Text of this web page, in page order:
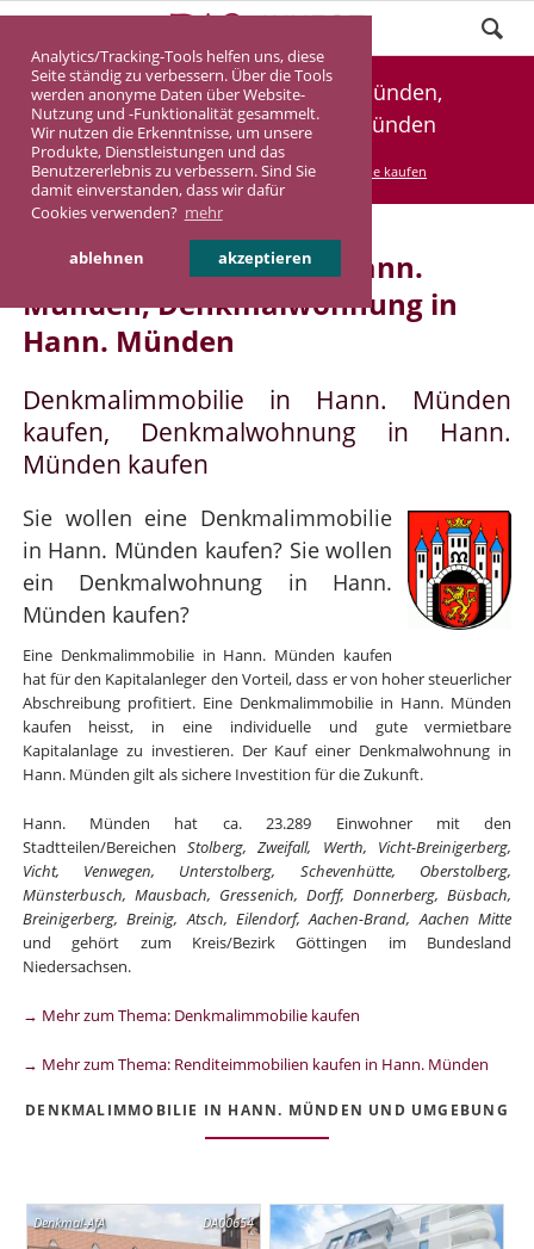
Analytics/Tracking-Tools helfen uns, diese
Seite ständig zu verbessern. Über die Tools
werden anonyme Daten über Website-
Nutzung und -Funktionalität gesammelt.
Wir nutzen die Erkenntnisse, um unsere
Produkte, Dienstleistungen und das
Benutzererlebnis zu verbessern. Sind Sie
damit einverstanden, dass wir dafür
Cookies verwenden? mehr
ablehnen akzeptieren
Denkmalimmobilie Hann. Münden,
Denkmalwohnung Hann. Münden
DASINVEST Service Denkmalimmobilie kaufen
Denkmalimmobilie in Hann.
Münden, Denkmalwohnung in
Hann. Münden
Denkmalimmobilie in Hann. Münden
kaufen, Denkmalwohnung in Hann.
Münden kaufen
Sie wollen eine Denkmalimmobilie
in Hann. Münden kaufen? Sie wollen
ein Denkmalwohnung in Hann.
Münden kaufen?
Eine Denkmalimmobilie in Hann. Münden kaufen
hat für den Kapitalanleger den Vorteil, dass er von hoher steuerlicher
Abschreibung profitiert. Eine Denkmalimmobilie in Hann. Münden
kaufen heisst, in eine individuelle und gute vermietbare
Kapitalanlage zu investieren. Der Kauf einer Denkmalwohnung in
Hann. Münden gilt als sichere Investition für die Zukunft.
Hann. Münden hat ca. 23.289 Einwohner mit den
Stadtteilen/BereichenStolberg, Zweifall, Werth, Vicht-Breinigerberg,
Vicht, Venwegen, Unterstolberg, Schevenhütte, Oberstolberg,
Münsterbusch, Mausbach, Gressenich, Dorff, Donnerberg, Büsbach,
Breinigerberg, Breinig, Atsch, Eilendorf, Aachen-Brand, Aachen Mitte
und gehört zum Kreis/Bezirk Göttingen im Bundesland
Niedersachsen.
→ Mehr zum Thema: Denkmalimmobilie kaufen
→ Mehr zum Thema: Renditeimmobilien kaufen in Hann. Münden
DENKMALIMMOBILIE IN HANN. MÜNDEN UND UMGEBUNG
DA00654
Denkmal-AfA